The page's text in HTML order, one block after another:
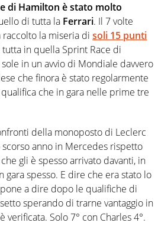
di Hamilton è stato molto
di tutta la Ferrari. Il 7 volte
la miseria di soli 15 punti
tutta in quella Sprint Race di
in un avvio di Mondiale davvero
che finora è stato regolarmente
che in gara nelle prime tre
della monoposto di Leclerc
anno in Mercedes rispetto
che gli è spesso arrivato davanti, in
gara spesso. E dire che era stato lo
a dire dopo le qualifiche di
sperando di trarne vantaggio in
verificata. Solo 7° con Charles 4°.